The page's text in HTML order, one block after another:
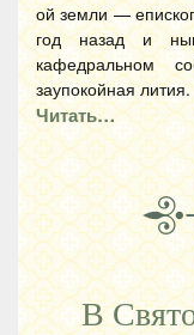
ой земли —
год назад и
кафедральном
заупокойная лития.
Читать…
В